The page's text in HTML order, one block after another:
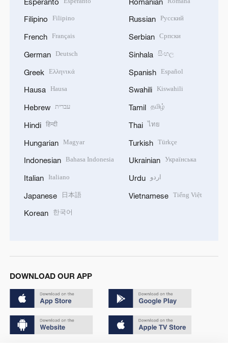
Filipino Filipino
French Français
German Deutsch
Greek Ελληνικά
Hausa Hausa
Hebrew עברית
Hindi हिन्दी
Hungarian Magyar
Indonesian Bahasa Indonesia
Italian Italiano
Japanese 日本語
Korean 한국어
Russian Русский
Serbian Српски
Sinhala සිංහල
Spanish Español
Swahili Kiswahili
Tamil தமிழ்
Thai ไทย
Turkish Türkçe
Ukrainian Українська
Urdu اردو
Vietnamese Tiếng Việt
DOWNLOAD OUR APP